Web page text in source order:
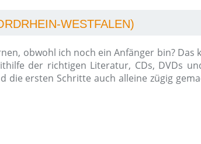
WESTFALEN)
obwohl ich noch ein Anfänger bin?
der richtigen Literatur, CDs, DVDs
ersten Schritte auch alleine zügig